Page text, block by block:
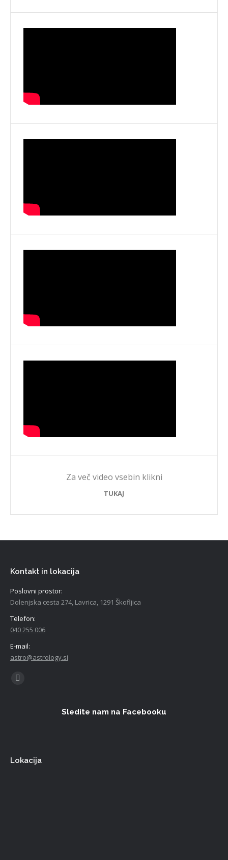
Za več video vsebin klikni
TUKAJ
Kontakt in lokacija
Poslovni prostor:
Dolenjska cesta 274, Lavrica, 1291 Škofljica
Telefon:
040 255 006
E-mail:
astro@astrology.si
Find us on:
Sledite nam na Facebooku
Lokacija